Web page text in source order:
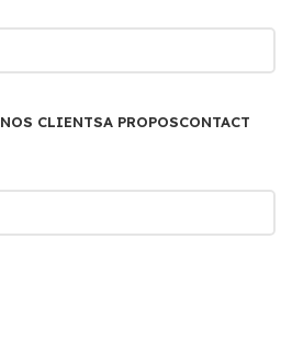
NOS CLIENTSA PROPOSCONTACT